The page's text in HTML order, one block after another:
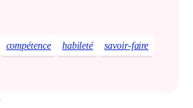
compétence habileté
savoir-faire